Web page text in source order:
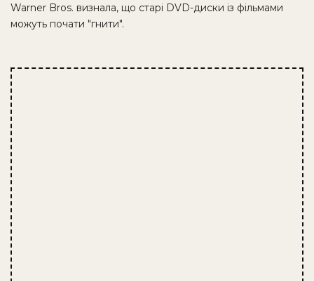
Warner Bros. визнала, що старі DVD-диски із фільмами
можуть почати "гнити".